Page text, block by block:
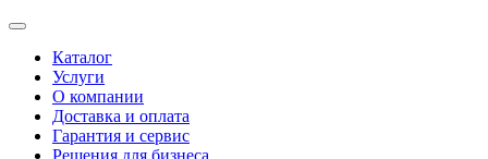
Каталог
Услуги
О компании
Доставка и оплата
Гарантия и сервис